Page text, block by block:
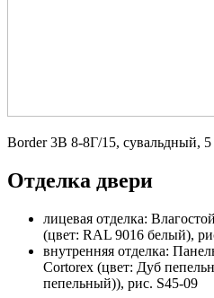
Border 3В 8-8Г/15, сувальдный,
Отделка двери
лицевая отделка:
(цвет: RAL 9016 белый),
внутренняя отделка:
Cortorex (цвет: Дуб
пепельный)), рис. S45-09